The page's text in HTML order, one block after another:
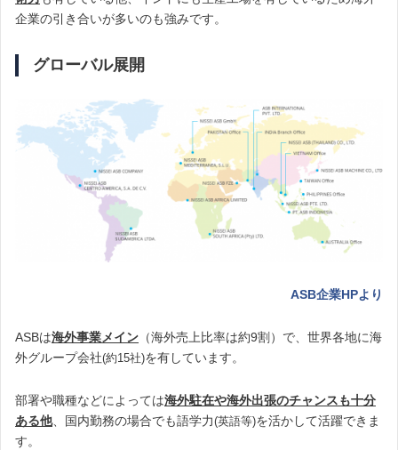
企業の引き合いが多いのも強みです。
グローバル展開
ASB企業HPより
ASBは海外事業メイン （海外売上比率は約9割）で、世界各地に海
外グループ会社(約15社)を有しています。
部署や職種などによっては海外駐在や海外出張のチャンスも十分
ある他、国内勤務の場合でも語学力(英語等)を活かして活躍できま
す。